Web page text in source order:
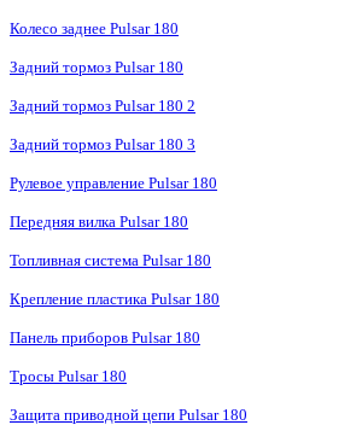
Колесо заднее Pulsar 180
Задний тормоз Pulsar 180
Задний тормоз Pulsar 180 2
Задний тормоз Pulsar 180 3
Рулевое управление Pulsar 180
Передняя вилка Pulsar 180
Топливная система Pulsar 180
Крепление пластика Pulsar 180
Панель приборов Pulsar 180
Тросы Pulsar 180
Защита приводной цепи Pulsar 180